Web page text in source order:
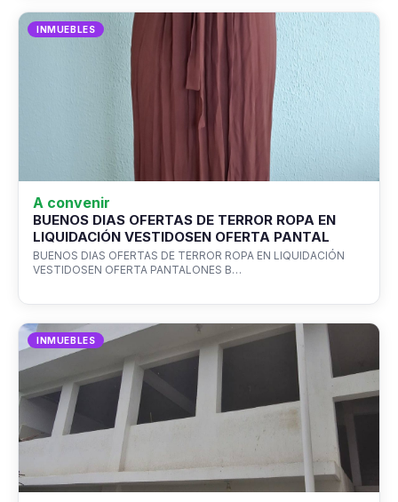
INMUEBLES
A convenir
BUENOS DIAS OFERTAS DE TERROR ROPA EN
LIQUIDACIÓN VESTIDOSEN OFERTA PANTAL
BUENOS DIAS OFERTAS DE TERROR ROPA EN LIQUIDACIÓN
VESTIDOSEN OFERTA PANTALONES B…
INMUEBLES